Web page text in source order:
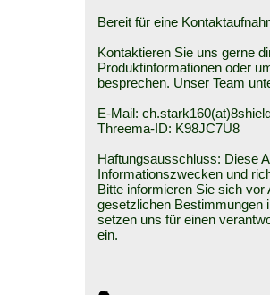
Bereit für eine
Kontaktieren Sie uns gerne
Produktinformationen oder
besprechen. Unser Team
E-Mail:
Threema-ID: K98JC7U8
Haftungsausschluss: Diese
Informationszwecken und
Bitte informieren Sie sich vor
gesetzlichen Bestimmungen
setzen uns für einen
ein.